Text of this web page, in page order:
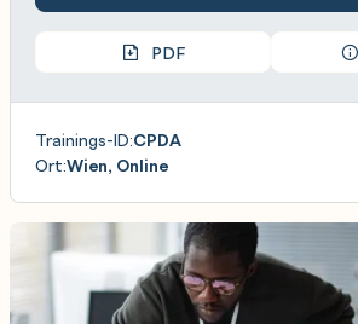
PDF
Trainings-ID:CPDA
Ort:Wien, Online